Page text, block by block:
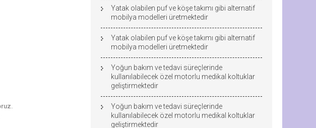
Yatak olabilen puf ve köşe takımı gibi alternatif
mobilya modelleri üretmektedir
Yatak olabilen puf ve köşe takımı gibi alternatif
mobilya modelleri üretmektedir
Yoğun bakım ve tedavi süreçlerinde
kullanılabilecek özel motorlu medikal koltuklar
geliştirmektedir
Yoğun bakım ve tedavi süreçlerinde
kullanılabilecek özel motorlu medikal koltuklar
geliştirmektedir